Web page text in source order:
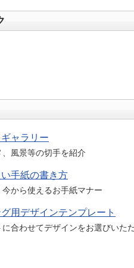
ャラリー
、風景等の切手を紹介
手紙の書き方
から使えるお手紙マナー
用デザインテンプレート
合わせてデザインをお選びいた